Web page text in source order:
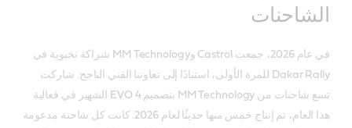
الشاحنات
في عام 2026، جمعت Castrol وMM Technology شراكة نخبوية في
Dakar Rally للمرة الأولى، استنادًا إلى تعاوننا الفني الناجح. شاركت
تسع شاحنات من MM Technology بتصميم EVO 4 الشهير في فعالية
هذا العام، تم إنتاج خمس منها حديثًا لعام 2026. كانت كل شاحنة مدعومة